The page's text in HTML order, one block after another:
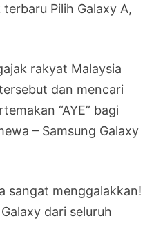
Pilih Galaxy A,
rakyat Malaysia
dan mencari
“AYE” bagi
– Samsung Galaxy
sangat menggalakkan!
dari seluruh